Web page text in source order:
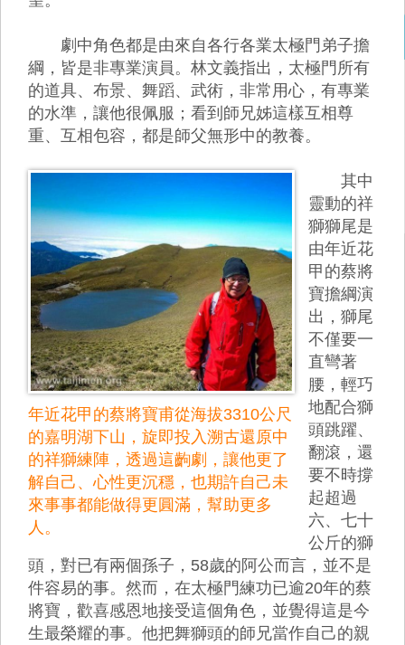
劇中角色都是由來自各行各業太極門弟子擔
綱，皆是非專業演員。林文義指出，太極門所有
的道具、布景、舞蹈、武術，非常用心，有專業
的水準，讓他很佩服；看到師兄姊這樣互相尊
重、互相包容，都是師父無形中的教養。
年近花甲的蔡將寶甫從海拔3310公尺
的嘉明湖下山，旋即投入溯古還原中
的祥獅練陣，透過這齣劇，讓他更了
解自己、心性更沉穩，也期許自己未
來事事都能做得更圓滿，幫助更多
人。
其中
靈動的祥
獅獅尾是
由年近花
甲的蔡將
寶擔綱演
出，獅尾
不僅要一
直彎著
腰，輕巧
地配合獅
頭跳躍、
翻滾，還
要不時撐
起超過
六、七十
公斤的獅
頭，對已有兩個孫子，58歲的阿公而言，並不是
件容易的事。然而，在太極門練功已逾20年的蔡
將寶，歡喜感恩地接受這個角色，並覺得這是今
生最榮耀的事。他把舞獅頭的師兄當作自己的親